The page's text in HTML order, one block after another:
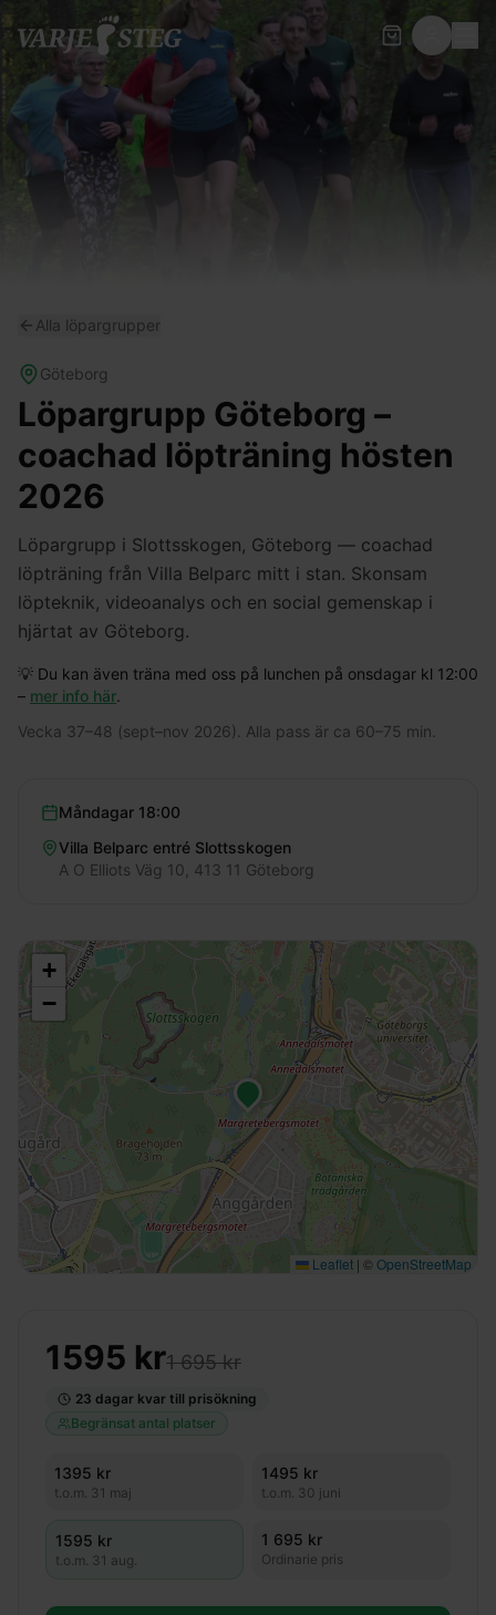
Alla löpargrupper
Göteborg
Löpargrupp Göteborg –
coachad löpträning hösten
2026
Löpargrupp i Slottsskogen, Göteborg — coachad
löpträning från Villa Belparc mitt i stan. Skonsam
löpteknik, videoanalys och en social gemenskap i
hjärtat av Göteborg.
💡 Du kan även träna med oss på lunchen på onsdagar kl 12:00
– mer info här.
Vecka 37–48 (sept–nov 2026). Alla pass är ca 60–75 min.
Måndagar 18:00
Villa Belparc entré Slottsskogen
A O Elliots Väg 10, 413 11 Göteborg
+
−
Leaflet | ©OpenStreetMap
1595 kr1 695 kr
23 dagar kvar till prisökning
Begränsat antal platser
1395 kr
t.o.m. 31 maj
1495 kr
t.o.m. 30 juni
1595 kr
t.o.m. 31 aug.
1 695 kr
Ordinarie pris